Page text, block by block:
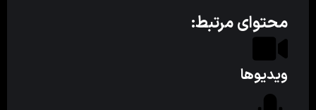
محتوای مرتبط:
ویدیوها